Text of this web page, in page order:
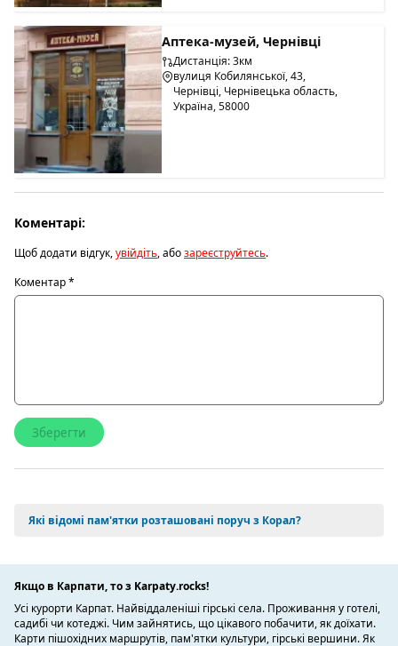
Аптека-музей, Чернівці
Дистанція: 3км
вулиця Кобилянської, 43,
Чернівці, Чернівецька область,
Україна, 58000
Коментарі:
Щоб додати відгук,увійдіть, абозареєструйтесь.
Коментар*
Які відомі пам'ятки розташовані поруч з Корал?
Якщо в Карпати, то з Karpaty.rocks!
Усі курорти Карпат. Найвіддаленіші гірські села. Проживання у готелі,
садибі чи котеджі. Чим зайнятись, що цікавого побачити, як доїхати.
Карти пішохідних маршрутів, пам'ятки культури, гірські вершини. Як